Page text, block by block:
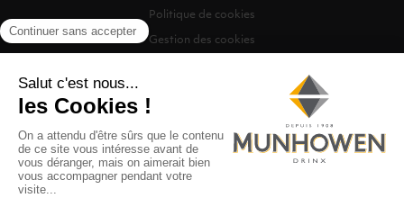
Politique de cookies
Gestion des cookies
©2026 Munhowen Drinx / Tous droits réservés
Digitalised by